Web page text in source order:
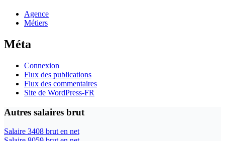
Agence
Métiers
Méta
Connexion
Flux des publications
Flux des commentaires
Site de WordPress-FR
Autres salaires brut
Salaire 3408 brut en net